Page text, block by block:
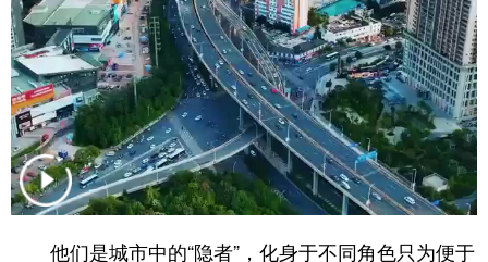
他们是城市中的“隐者”，化身于不同角色只为便于